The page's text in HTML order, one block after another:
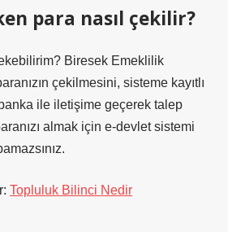
para nasıl çekilir?
Biresek Emeklilik
çekilmesini, sisteme kayıtlı
ile iletişime geçerek talep
almak için e-devlet sistemi
Topluluk Bilinci Nedir